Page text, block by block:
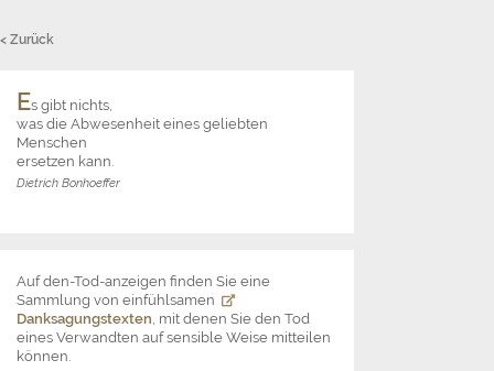
< Zurück
Es gibt nichts,
was die Abwesenheit eines geliebten
Menschen
ersetzen kann.
Dietrich Bonhoeffer
Auf den-Tod-anzeigen finden Sie eine
Sammlung von einfühlsamen
Danksagungstexten, mit denen Sie den Tod
eines Verwandten auf sensible Weise mitteilen
können.